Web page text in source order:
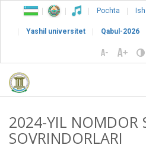
Pochta
Yashil universitet Qabul-2026
2024-YIL NOMDOR
SOVRINDORLARI